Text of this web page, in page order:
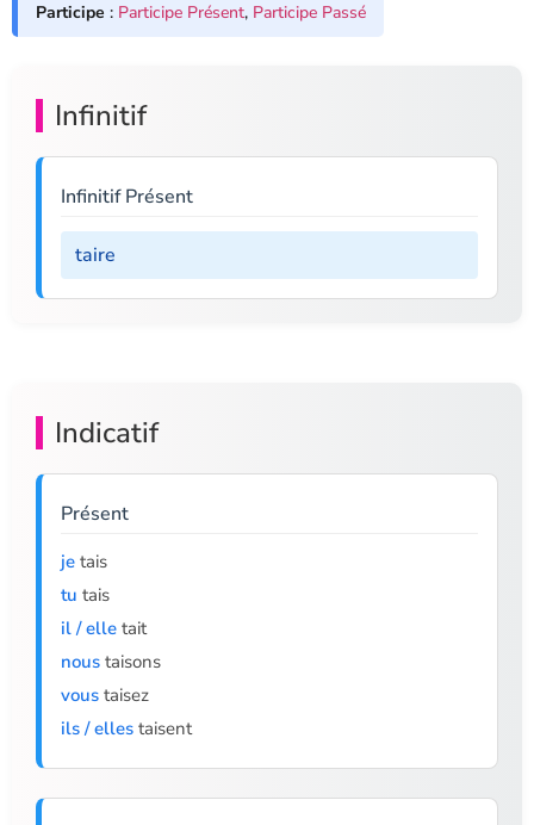
Participe : Participe Présent, Participe Passé
Infinitif
Infinitif Présent
taire
Indicatif
Présent
je tais
tu tais
il / elle tait
nous taisons
vous taisez
ils / elles taisent